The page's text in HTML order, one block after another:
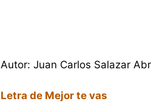
Autor: Juan Carlos Salazar
Letra de Mejor te vas